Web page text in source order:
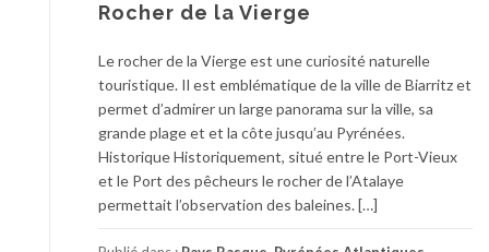
Rocher de la Vierge
Le rocher de la Vierge est une curiosité naturelle
touristique. Il est emblématique de la ville de Biarritz et
permet d’admirer un large panorama sur la ville, sa
grande plage et et la côte jusqu’au Pyrénées.
Historique Historiquement, situé entre le Port-Vieux
et le Port des pêcheurs le rocher de l’Atalaye
permettait l’observation des baleines. […]